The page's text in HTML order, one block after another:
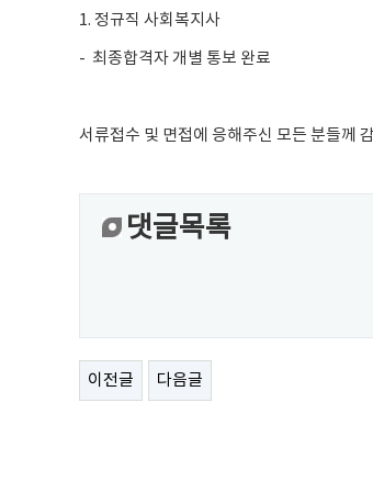
1. 정규직 사회복지사
- 최종합격자 개별 통보 완료
서류접수 및 면접에 응해주신 모든 분들께
댓글목록
이전글 다음글